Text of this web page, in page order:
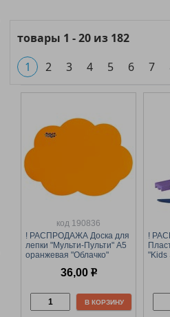
товары 1 -20 из 182
1
2 3 4 5 6 7
код 190836
! РАСПРОДАЖА Доска для
лепки "Мульти-Пульти" А5
оранжевая "Облачко"
36,00 р
В КОРЗИНУ
!
"Kids